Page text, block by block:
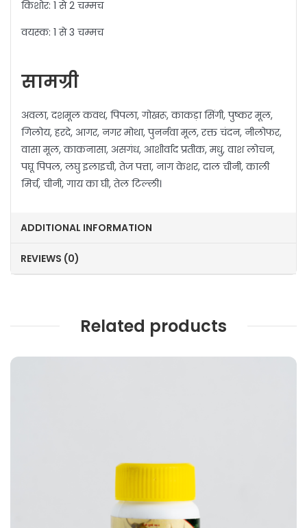
किशोर: 1 से 2 चम्मच
वयस्क: 1 से 3 चम्मच
सामग्री
अवला, दशमूल कवथ, पिपला, गोखरू, काकड़ा सिंगी, पुष्कर मूल,
गिलोय, हरदे, आगर, नगर मोथा, पुनर्नवा मूल, रक्त चंदन, नीलोफर,
वासा मूल, काकनासा, असगंध, आशीर्वाद प्रतीक, मधु, वाश लोचन,
पघू पिपल, लघु इलाइची, तेज पत्ता, नाग केशर, दाल चीनी, काली
मिर्च, चीनी, गाय का घी, तेल टिल्ली।
ADDITIONAL INFORMATION
REVIEWS (0)
Related products